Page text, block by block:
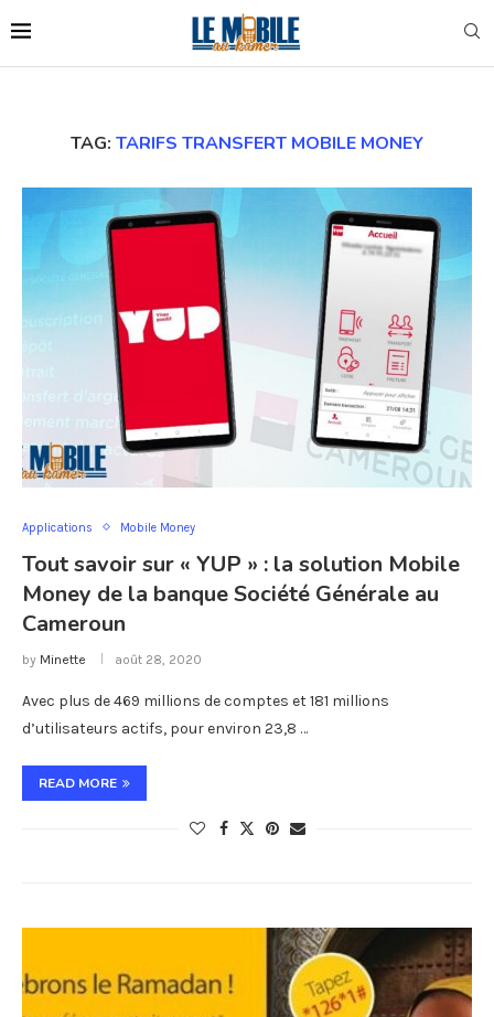
TAG: TARIFS TRANSFERT MOBILE MONEY
Applications Mobile Money
Tout savoir sur « YUP » : la solution Mobile
Money de la banque Société Générale au
Cameroun
by Minette août 28, 2020
Avec plus de 469 millions de comptes et 181 millions
d’utilisateurs actifs, pour environ 23,8 …
READ MORE